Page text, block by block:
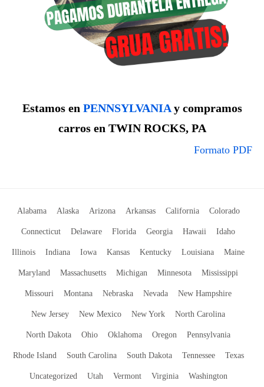
Estamos en PENNSYLVANIAy compramos
carros en TWIN ROCKS, PA
Formato PDF
Alabama Alaska Arizona Arkansas California Colorado
Connecticut Delaware Florida Georgia Hawaii Idaho
Illinois Indiana Iowa Kansas Kentucky Louisiana Maine
Maryland Massachusetts Michigan Minnesota Mississippi
Missouri Montana Nebraska Nevada New Hampshire
New Jersey New Mexico New York North Carolina
North Dakota Ohio Oklahoma Oregon Pennsylvania
Rhode Island South Carolina South Dakota Tennessee Texas
Uncategorized Utah Vermont Virginia Washington